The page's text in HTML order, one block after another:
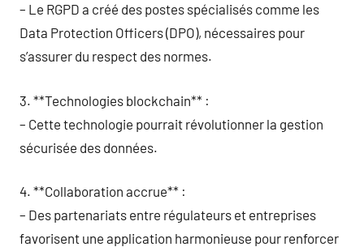
– Le RGPD a créé des postes spécialisés comme les
Data Protection Officers (DPO), nécessaires pour
s’assurer du respect des normes.
3. **Technologies blockchain** :
– Cette technologie pourrait révolutionner la gestion
sécurisée des données.
4. **Collaboration accrue** :
– Des partenariats entre régulateurs et entreprises
favorisent une application harmonieuse pour renforcer